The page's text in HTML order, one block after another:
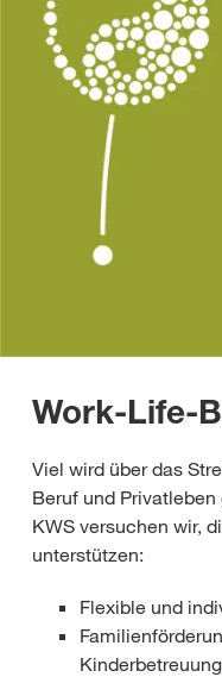
Work-Life-
Viel wird über das
Beruf und
KWS versuchen wir,
unterstützen:
Flexible und